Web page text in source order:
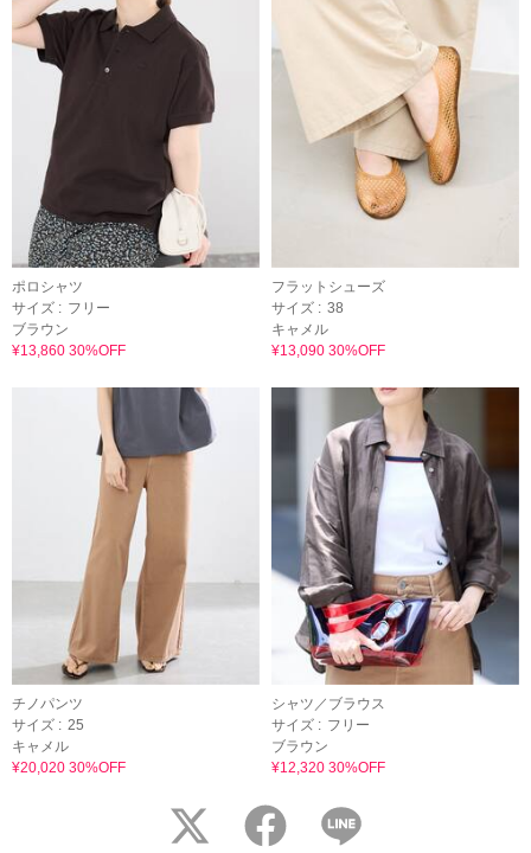
ポロシャツ
サイズ : フリー
ブラウン
¥13,860 30%OFF
フラットシューズ
サイズ : 38
キャメル
¥13,090 30%OFF
チノパンツ
サイズ : 25
キャメル
¥20,020 30%OFF
シャツ／ブラウス
サイズ : フリー
ブラウン
¥12,320 30%OFF
twitter facebook